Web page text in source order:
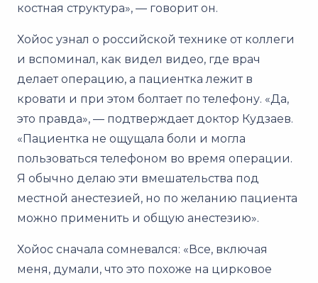
костная структура», — говорит он.
Хойос узнал о российской технике от коллеги
и вспоминал, как видел видео, где врач
делает операцию, а пациентка лежит в
кровати и при этом болтает по телефону. «Да,
это правда», — подтверждает доктор Кудзаев.
«Пациентка не ощущала боли и могла
пользоваться телефоном во время операции.
Я обычно делаю эти вмешательства под
местной анестезией, но по желанию пациента
можно применить и общую анестезию».
Хойос сначала сомневался: «Все, включая
меня, думали, что это похоже на цирковое